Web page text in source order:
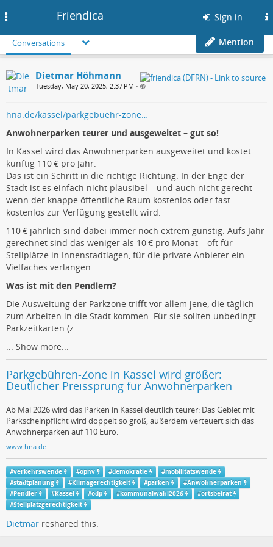
Friendica Sign in
Conversations Mention
Dietmar Höhmann
Tuesday, May 20, 2025, 2:37 PM •
hna.de/kassel/parkgebuehr-zone…
Anwohnerparken teurer und ausgeweitet – gut so!
In Kassel wird das Anwohnerparken ausgeweitet und kostet
künftig 110 € pro Jahr.
Das ist ein Schritt in die richtige Richtung. In der Enge der
Stadt ist es einfach nicht plausibel – und auch nicht gerecht –
wenn der knappe öffentliche Raum kostenlos oder fast
kostenlos zur Verfügung gestellt wird.
110 € jährlich sind dabei immer noch extrem günstig. Aufs Jahr
gerechnet sind das weniger als 10 € pro Monat – oft für
Stellplätze in Innenstadtlagen, für die private Anbieter ein
Vielfaches verlangen.
Was ist mit den Pendlern?
Die Ausweitung der Parkzone trifft vor allem jene, die täglich
zum Arbeiten in die Stadt kommen. Für sie sollten unbedingt
Parkzeitkarten (z.
... Show more...
Parkgebühren-Zone in Kassel wird größer:
Deutlicher Preissprung für Anwohnerparken
Ab Mai 2026 wird das Parken in Kassel deutlich teurer: Das Gebiet mit
Parkscheinpflicht wird doppelt so groß, außerdem verteuert sich das
Anwohnerparken auf 110 Euro.
www.hna.de
#verkehrswende #opnv #demokratie #mobilitatswende
#stadtplanung #Klimagerechtigkeit #parken #Anwohnerparken
#Pendler #Kassel #odp #kommunalwahl2026 #ortsbeirat
#Stellplatzgerechtigkeit
Dietmar reshared this.